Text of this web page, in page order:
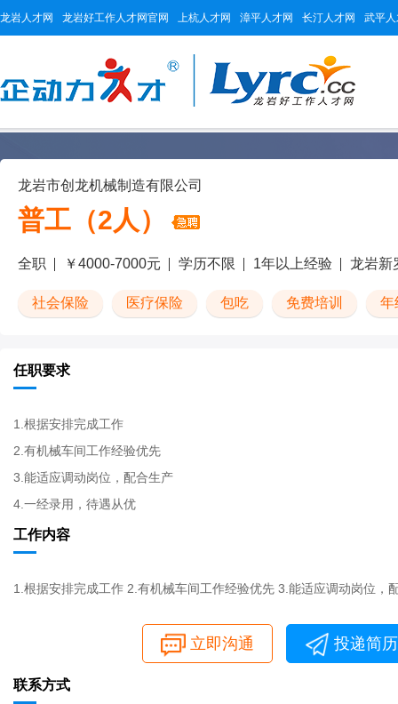
龙岩人才网 龙岩好工作人才网官网 上杭人才网 漳平人才网 长汀人才网 武平
龙岩市创龙机械制造有限公司
普工（2人）
全职 ￥4000-7000元 学历不限 1年以上经验 龙岩新
社会保险 医疗保险 包吃 免费培训 年
任职要求
1.根据安排完成工作
2.有机械车间工作经验优先
3.能适应调动岗位，配合生产
4.一经录用，待遇从优
工作内容
1.根据安排完成工作 2.有机械车间工作经验优先 3.能适应调动岗位，
立即沟通 投递简历
联系方式